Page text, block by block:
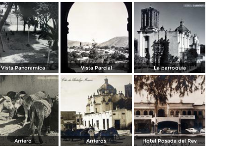
Vista Panoramica Vista Parcial La parroquia
Arriero Arrieros Hotel Posada del Rey